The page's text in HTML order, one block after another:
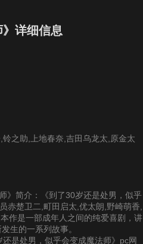
详细信息
之助,上地春奈,吉田乌龙太,原金太
》简介：《到了30岁还是处男，似乎
赤楚卫二,町田启太,优太朗,野崎萌香,
作是一部成年人之间的纯爱喜剧，讲
生的一系列故事。
是处男，似乎会变成魔法师》pc网